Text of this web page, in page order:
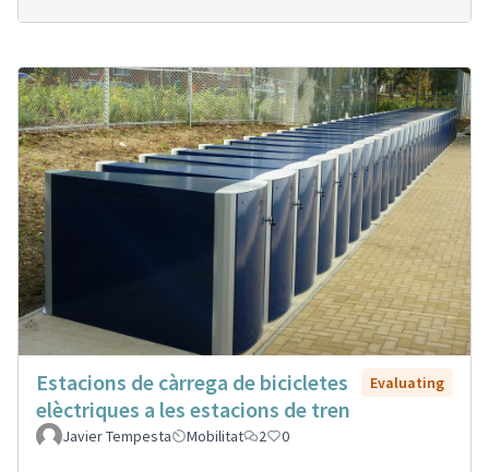
Estacions de càrrega de bicicletes
elèctriques a les estacions de tren
Evaluating
Javier Tempesta Mobilitat 2 0